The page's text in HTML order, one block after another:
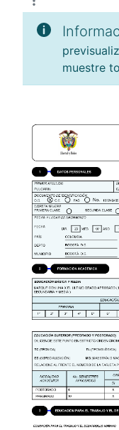
muestre